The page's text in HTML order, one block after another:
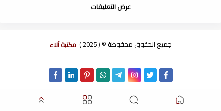
عرض التعليقات
جميع الحقوق محفوظة © ( 2025 ) مكتبة آلاء